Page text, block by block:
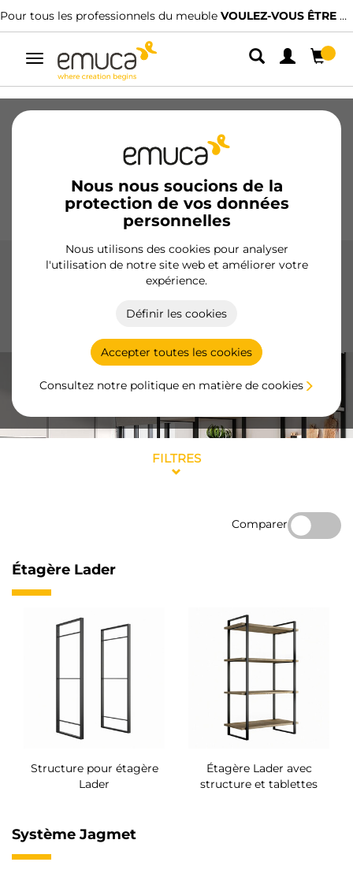
du meubleVOULEZ-VOUS ÊTRE CLIENT ? Nous avons des
Alterner
navigation
Nous nous soucions de la
protection de vos données
personnelles
Nous utilisons des cookies pour analyser
l'utilisation de notre site web et améliorer votre
expérience.
Définir les cookies
Accepter toutes les cookies
Consultez notre politique en matière de cookies
Charnières
Cuisine Montage
Poignées Pieds Présentoirs
Étagères modulaires
avec des structures polyvalentes et un design élégant.
FILTRES
Comparer
Étagère Lader
Structure pour étagère
Lader
Étagère Lader avec
structure et tablettes
Système Jagmet